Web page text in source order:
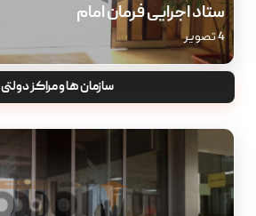
ستاد اجرایی فرمان امام
4 تصویر
سازمان ها و مراکز دولتی